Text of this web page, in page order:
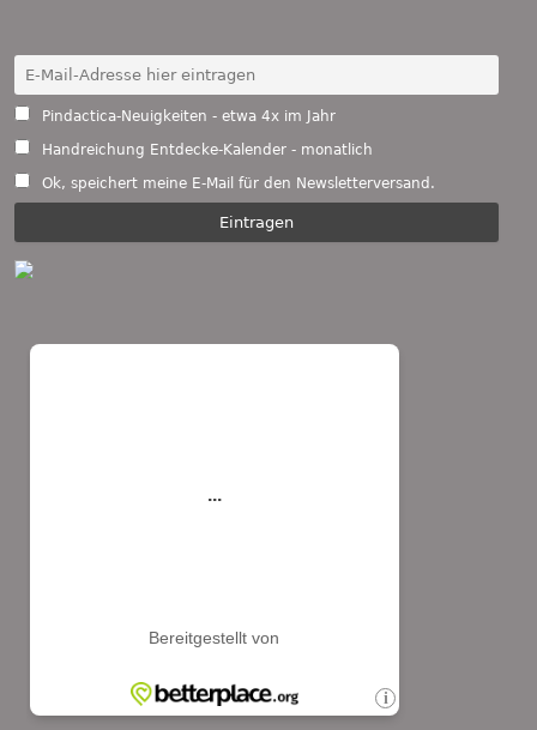
Pindactica-Neuigkeiten - etwa 4x im Jahr
Handreichung Entdecke-Kalender - monatlich
Ok, speichert meine E-Mail für den Newsletterversand.